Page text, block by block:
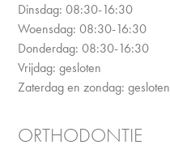
Dinsdag: 08:30-16:30
Woensdag: 08:30-16:30
Donderdag: 08:30-16:30
Vrijdag: gesloten
Zaterdag en zondag: gesloten
ORTHODONTIE